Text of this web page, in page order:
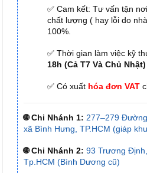
✅ Cam kết: Tư vấn tận
chất lượng ( hay lỗi do
100%.
✅ Thời gian làm việc kỹ
18h (Cả T7 Và Chủ Nhật)
✅ Có xuất hóa đơn VAT
🌐 Chi Nhánh 1: 277–279
xã Bình Hưng, TP.HCM (giáp
🌐 Chi Nhánh 2: 93 Trương
Tp.HCM (Bình Dương cũ)